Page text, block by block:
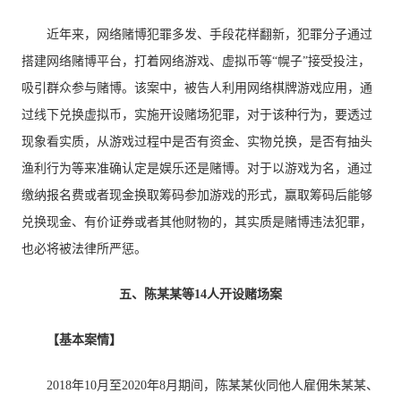
近年来，网络赌博犯罪多发、手段花样翻新，犯罪分子通过
搭建网络赌博平台，打着网络游戏、虚拟币等“幌子”接受投注，
吸引群众参与赌博。该案中，被告人利用网络棋牌游戏应用，通
过线下兑换虚拟币，实施开设赌场犯罪，对于该种行为，要透过
现象看实质，从游戏过程中是否有资金、实物兑换，是否有抽头
渔利行为等来准确认定是娱乐还是赌博。对于以游戏为名，通过
缴纳报名费或者现金换取筹码参加游戏的形式，赢取筹码后能够
兑换现金、有价证券或者其他财物的，其实质是赌博违法犯罪，
也必将被法律所严惩。
五、陈某某等14人开设赌场案
【基本案情】
2018年10月至2020年8月期间，陈某某伙同他人雇佣朱某某、